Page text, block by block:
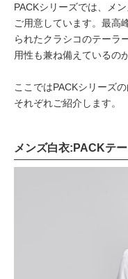
PACKシリーズでは、メ
ご用意しています。最高
られたクラシコのテーラ
用性も兼ね備えているの
ここではPACKシリーズ
それぞれご紹介します。
メンズ白衣:PACKテ